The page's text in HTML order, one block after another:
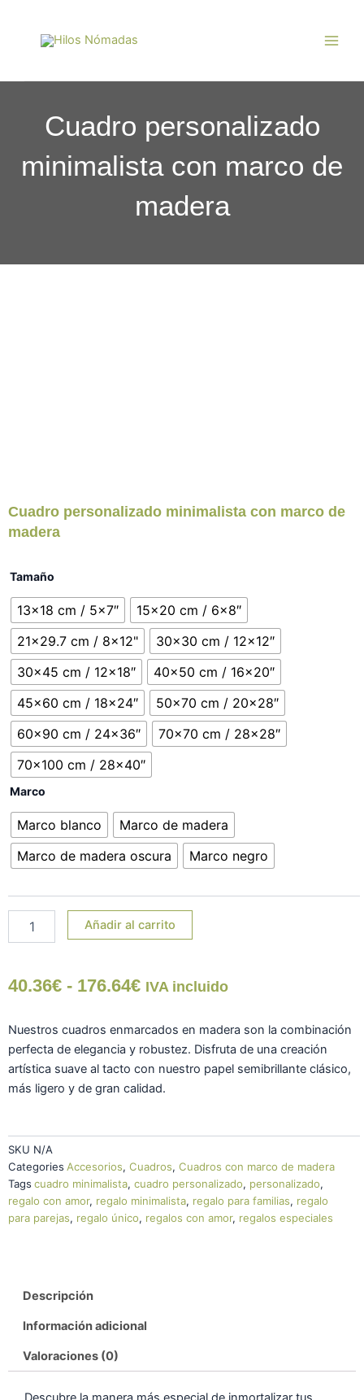
contenido
Cuadro personalizado
minimalista con marco de
madera
Cuadro personalizado minimalista con marco de
madera
Tamaño
13x18 cm / 5x7″
15x20 cm / 6x8″
21x29.7 cm / 8x12"
30x30 cm / 12x12″
30x45 cm / 12x18″
40x50 cm / 16x20″
45x60 cm / 18x24″
50x70 cm / 20x28″
60x90 cm / 24x36″
70x70 cm / 28x28″
70x100 cm / 28x40″
Marco
Marco blanco
Marco de madera
Marco de madera oscura
Marco negro
Cuadro
minimalista
con
marco
de
madera
cantidad
Añadir al carrito
40.36€ - 176.64€Rango
precios:
desde
hasta
176.64€
IVA incluido
Nuestros cuadros enmarcados en madera son la combinación
perfecta de elegancia y robustez. Disfruta de una creación
artística suave al tacto con nuestro papel semibrillante clásico,
más ligero y de gran calidad.
SKU N/A
Categories Accesorios, Cuadros, Cuadros con marco de madera
Tags cuadro minimalista, cuadro personalizado, personalizado,
regalo con amor, regalo minimalista, regalo para familias, regalo
para parejas, regalo único, regalos con amor, regalos especiales
Descripción
Información adicional
Valoraciones (0)